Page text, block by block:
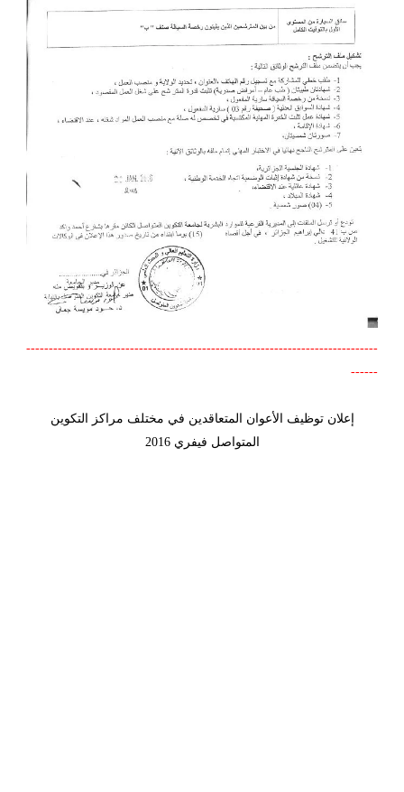
------------------------------------------------------------------------------
------
إعلان توظيف الأعوان المتعاقدين في مختلف مراكز التكوين
المتواصل فيفري 2016